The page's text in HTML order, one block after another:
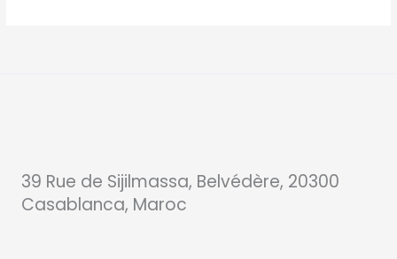
39 Rue de Sijilmassa, Belvédère, 20300
Casablanca, Maroc